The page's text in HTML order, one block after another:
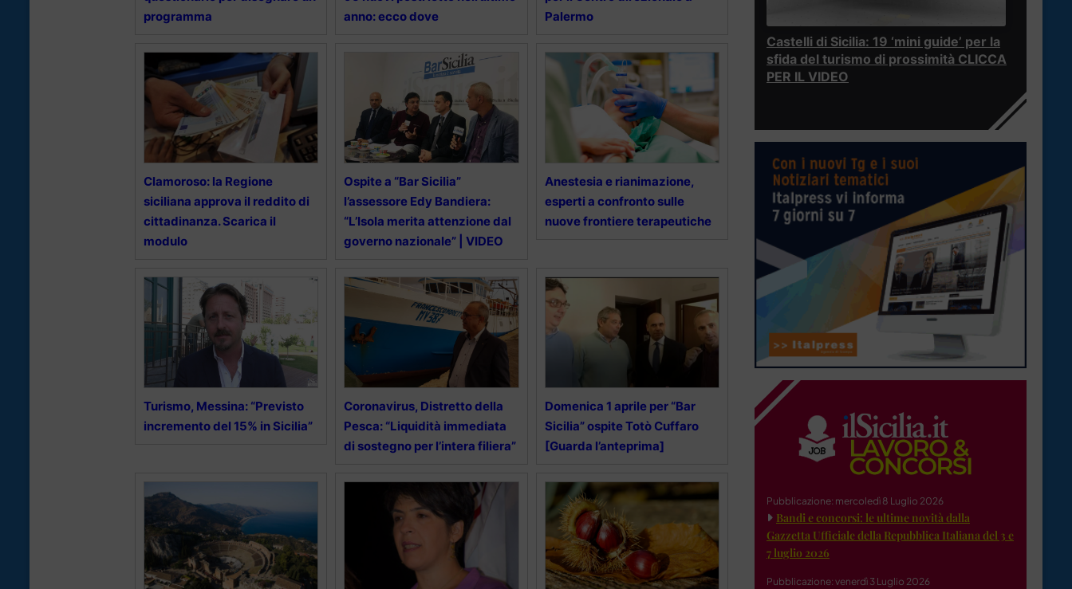
programma
anno: ecco dove
Palermo
Clamoroso: la Regione
siciliana approva il reddito di
cittadinanza. Scarica il
modulo
Ospite a “Bar Sicilia”
l’assessore Edy Bandiera:
“L’Isola merita attenzione dal
governo nazionale” | VIDEO
Anestesia e rianimazione,
esperti a confronto sulle
nuove frontiere terapeutiche
Turismo, Messina: “Previsto
incremento del 15% in Sicilia”
Coronavirus, Distretto della
Pesca: “Liquidità immediata
di sostegno per l’intera filiera”
Domenica 1 aprile per “Bar
Sicilia” ospite Totò Cuffaro
[Guarda l’anteprima]
Castelli di Sicilia: 19 ‘mini guide’ per la
sfida del turismo di prossimità CLICCA
PER IL VIDEO
Pubblicazione: mercoledì 8 Luglio 2026
Bandi e concorsi: le ultime novità dalla
Gazzetta Ufficiale della Repubblica Italiana del 3 e
7 luglio 2026
Pubblicazione: venerdì 3 Luglio 2026